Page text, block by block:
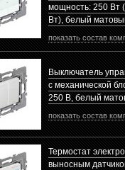
мощность: 250 Вт
Вт), белый
показать состав
Выключатель
с механической
250 В, белый
показать состав
Термостат
выносным